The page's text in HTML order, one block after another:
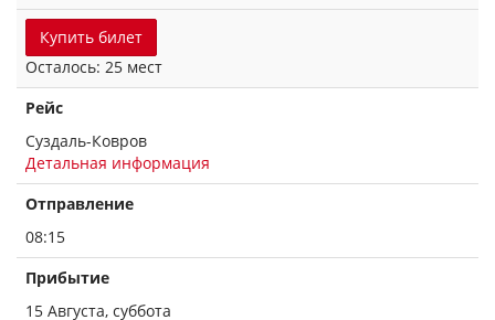
Купить билет
Осталось: 25 мест
Рейс
Суздаль-Ковров
Детальная информация
Отправление
08:15
Прибытие
15 Августа, суббота